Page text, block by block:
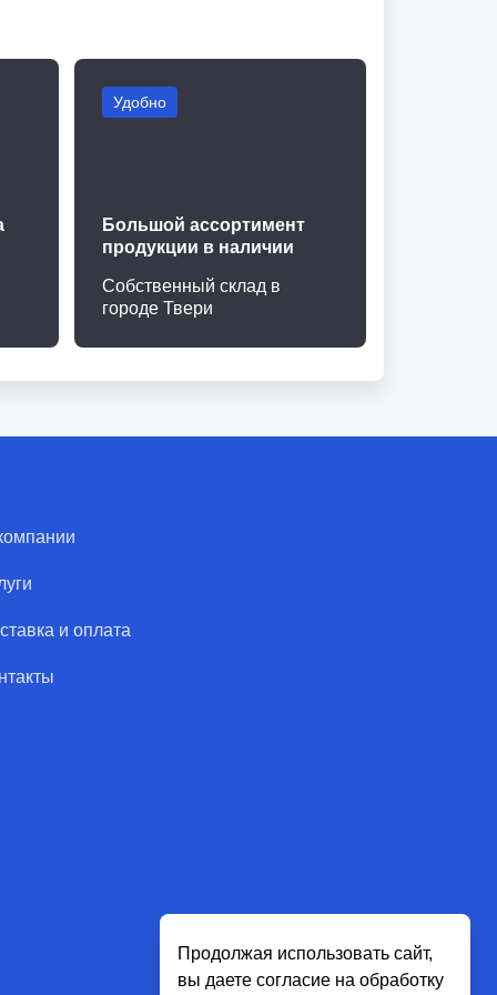
Удобно
Большой ассортимент
продукции в наличии
Собственный склад в
городе Твери
и оплата
Продолжая использовать сайт,
вы даете согласие на обработку